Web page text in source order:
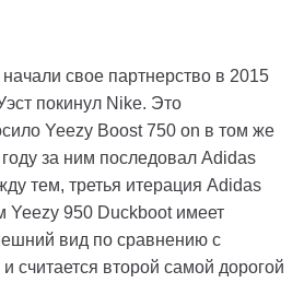
свое партнерство в 2015
покинул Nike. Это
Yeezy Boost 750 on в том же
за ним последовал Adidas
тем, третья итерация Adidas
Yeezy 950 Duckboot имеет
вид по сравнению с
считается второй самой дорогой